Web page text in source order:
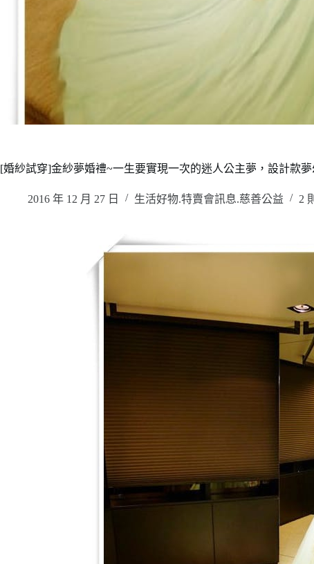
[婚紗試穿]金紗夢婚禮~一生要實現一次的迷人公主夢，設計款
2016 年 12 月 27 日 生活好物.特賣會訊息.慈善公益 2